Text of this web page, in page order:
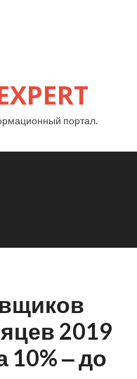
портал.
2019
10% ‒ до